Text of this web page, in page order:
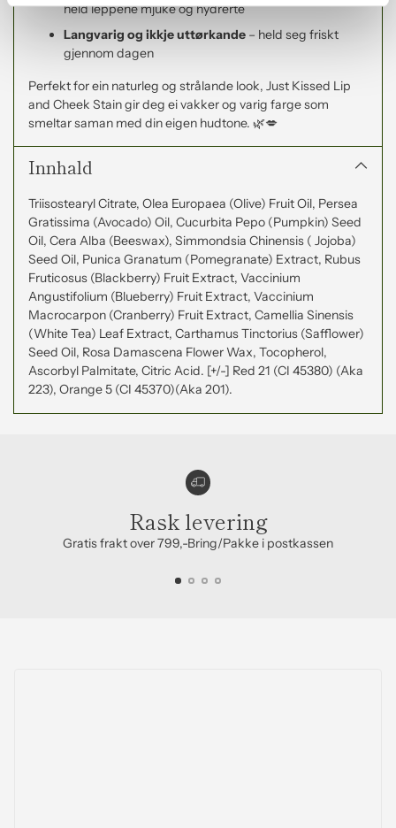
held leppene mjuke og hydrerte
Langvarig og ikkje uttørkande – held seg friskt
gjennom dagen
Perfekt for ein naturleg og strålande look, Just Kissed Lip
and Cheek Stain gir deg ei vakker og varig farge som
smeltar saman med din eigen hudtone. 🌿💋
Innhald
Triisostearyl Citrate, Olea Europaea (Olive) Fruit Oil, Persea
Gratissima (Avocado) Oil, Cucurbita Pepo (Pumpkin) Seed
Oil, Cera Alba (Beeswax), Simmondsia Chinensis ( Jojoba)
Seed Oil, Punica Granatum (Pomegranate) Extract, Rubus
Fruticosus (Blackberry) Fruit Extract, Vaccinium
Angustifolium (Blueberry) Fruit Extract, Vaccinium
Macrocarpon (Cranberry) Fruit Extract, Camellia Sinensis
(White Tea) Leaf Extract, Carthamus Tinctorius (Safflower)
Seed Oil, Rosa Damascena Flower Wax, Tocopherol,
Ascorbyl Palmitate, Citric Acid. [+/-] Red 21 (CI 45380) (Aka
223), Orange 5 (CI 45370)(Aka 201).
Rask levering
Gratis frakt over 799,-Bring/Pakke i postkassen